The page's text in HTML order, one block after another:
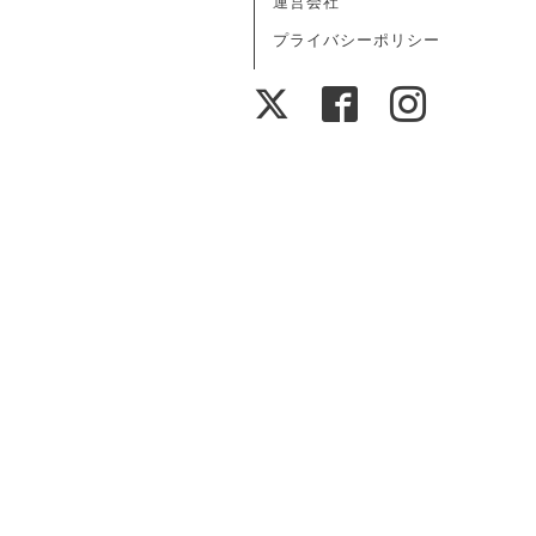
プライバシーポリシー